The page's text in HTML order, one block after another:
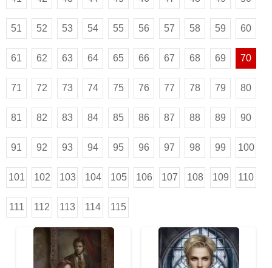
51 52 53 54 55 56 57 58 59 60
61 62 63 64 65 66 67 68 69 70
71 72 73 74 75 76 77 78 79 80
81 82 83 84 85 86 87 88 89 90
91 92 93 94 95 96 97 98 99 100
101 102 103 104 105 106 107 108 109 110
111 112 113 114 115